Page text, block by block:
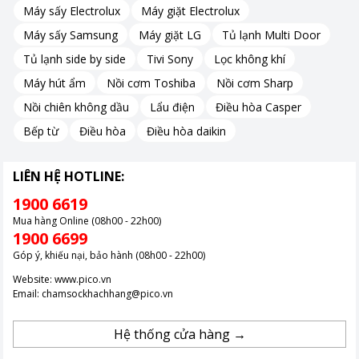
Máy sấy Electrolux
Máy giặt Electrolux
Máy sấy Samsung
Máy giặt LG
Tủ lạnh Multi Door
Tủ lạnh side by side
Tivi Sony
Lọc không khí
Máy hút ẩm
Nồi cơm Toshiba
Nồi cơm Sharp
Nồi chiên không dầu
Lẩu điện
Điều hòa Casper
Bếp từ
Điều hòa Điều hòa daikin
LIÊN HỆ HOTLINE:
1900 6619
Mua hàng Online (08h00 - 22h00)
1900 6699
Góp ý, khiếu nại, bảo hành (08h00 - 22h00)
Website: www.pico.vn
Email: chamsockhachhang@pico.vn
Hệ thống cửa hàng →